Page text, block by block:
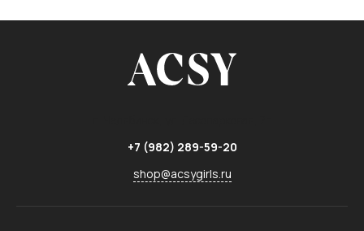
+7 (982) 289-59-20
shop@acsygirls.ru